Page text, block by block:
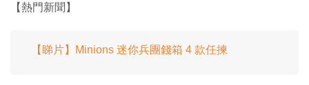
【熱門新聞】
【睇片】Minions 迷你兵團錢箱 4 款任揀